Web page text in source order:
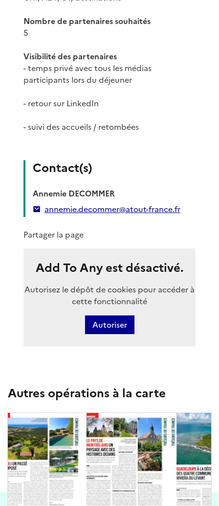
Nombre de partenaires souhaités
5
Visibilité des partenaires
- temps privé avec tous les médias
participants lors du déjeuner
- retour sur LinkedIn
- suivi des accueils / retombées
Contact(s)
Annemie DECOMMER
annemie.decommer@atout-france.fr
Partager la page
Add To Any est désactivé.
Autorisez le dépôt de cookies pour accéder à
cette fonctionnalité
Autoriser
Autres opérations à la carte